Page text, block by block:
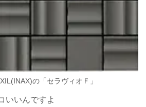
の「セラヴィオＦ」
いいんですよ